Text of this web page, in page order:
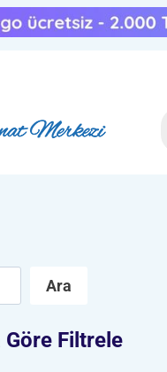
Ara
Filtrele